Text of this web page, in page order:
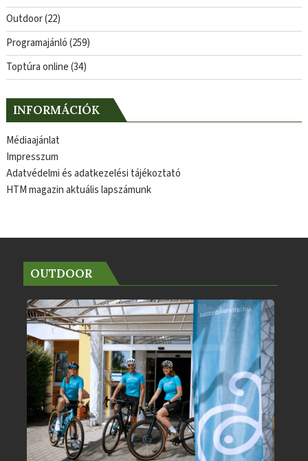
Outdoor(22)
Programajánló(259)
Toptúra online(34)
INFORMÁCIÓK
Médiaajánlat
Impresszum
Adatvédelmi és adatkezelési tájékoztató
HTM magazin aktuális lapszámunk
OUTDOOR